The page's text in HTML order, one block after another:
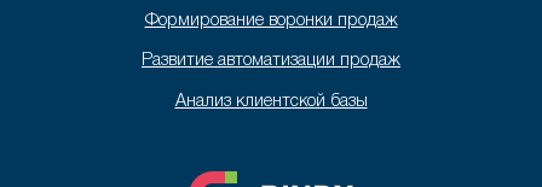
Формирование воронки продаж
Развитие автоматизации продаж
Анализ клиентской базы